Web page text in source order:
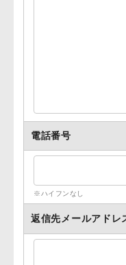
電話番号
※ハイフンなし
返信先メールアドレ